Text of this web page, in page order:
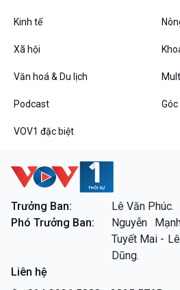
VOV1 đặc biệt
Chân dung cuộc sống
Kinh tế
Xã hội
Văn hoá & Du lịch
Podcast Góc
VOV1 đặc biệt
Trưởng Ban:
Lê Văn Phúc.
Phó Trưởng Ban:
Nguyễn
Tuyết Mai -
Dũng.
Liên hệ